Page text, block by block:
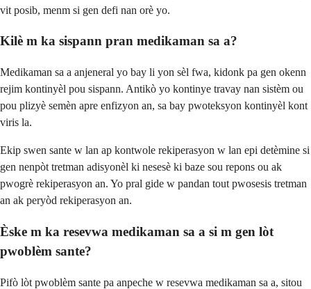
vit posib, menm si gen defi nan orè yo.
Kilè m ka sispann pran medikaman sa a?
Medikaman sa a anjeneral yo bay li yon sèl fwa, kidonk pa gen okenn
rejim kontinyèl pou sispann. Antikò yo kontinye travay nan sistèm ou
pou plizyè semèn apre enfizyon an, sa bay pwoteksyon kontinyèl kont
viris la.
Ekip swen sante w lan ap kontwole rekiperasyon w lan epi detèmine si
gen nenpòt tretman adisyonèl ki nesesè ki baze sou repons ou ak
pwogrè rekiperasyon an. Yo pral gide w pandan tout pwosesis tretman
an ak peryòd rekiperasyon an.
Èske m ka resevwa medikaman sa a si m gen lòt
pwoblèm sante?
Pifò lòt pwoblèm sante pa anpeche w resevwa medikaman sa a, sitou